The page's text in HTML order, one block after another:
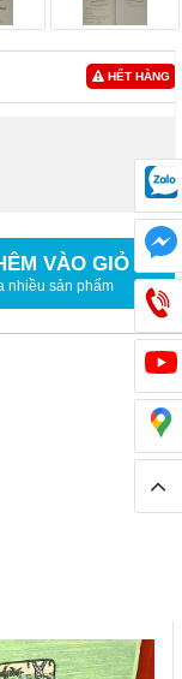
HẾT HÀNG
VÀO GIỎ
nhiều sản phẩm